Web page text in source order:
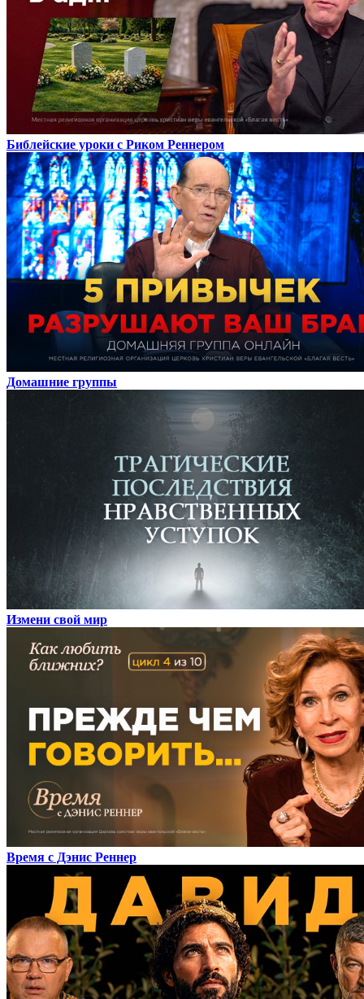
Библейские уроки с Риком Реннером
Домашние группы
Измени свой мир
Время с Дэнис Реннер